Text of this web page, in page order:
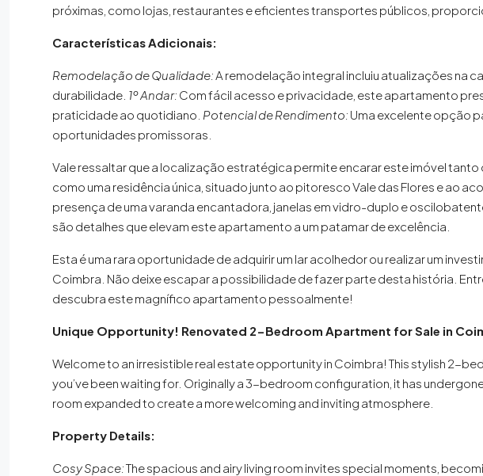
próximas, como lojas, restaurantes e eficientes transportes públicos,
Características Adicionais:
Remodelação de Qualidade: A remodelação integral incluiu atualizações na
durabilidade. 1º Andar: Com fácil acesso e privacidade, este apartamento
praticidade ao quotidiano. Potencial de Rendimento: Uma excelente opção
oportunidades promissoras.
Vale ressaltar que a localização estratégica permite encarar este imóvel
como uma residência única, situado junto ao pitoresco Vale das Flores e ao
presença de uma varanda encantadora, janelas em vidro-duplo e
são detalhes que elevam este apartamento a um patamar de excelência.
Esta é uma rara oportunidade de adquirir um lar acolhedor ou realizar um
Coimbra. Não deixe escapar a possibilidade de fazer parte desta história.
descubra este magnífico apartamento pessoalmente!
Unique Opportunity! Renovated 2-Bedroom Apartment for Sale in
Welcome to an irresistible real estate opportunity in Coimbra! This stylish 2-
you’ve been waiting for. Originally a 3-bedroom configuration, it has
room expanded to create a more welcoming and inviting atmosphere.
Property Details:
Cosy Space:The spacious and airy living room invites special moments,